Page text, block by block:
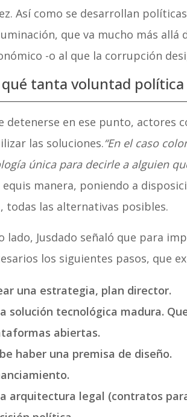
Así como se desarrollan
que va mucho más
-o al que la corrupción
qué tanta voluntad política
detenerse en ese punto, actores
las soluciones.“En el caso
única para decirle a alguien
manera, poniendo a
todas las alternativas posibles.
lado, Jusdado señaló que para
los siguientes pasos, que
una estrategia, plan director.
solución tecnológica madura.
abiertas.
haber una premisa de diseño.
arquitectura legal (contratos